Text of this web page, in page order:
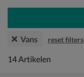
Vans reset filters
14 artikelen
14Artikelen